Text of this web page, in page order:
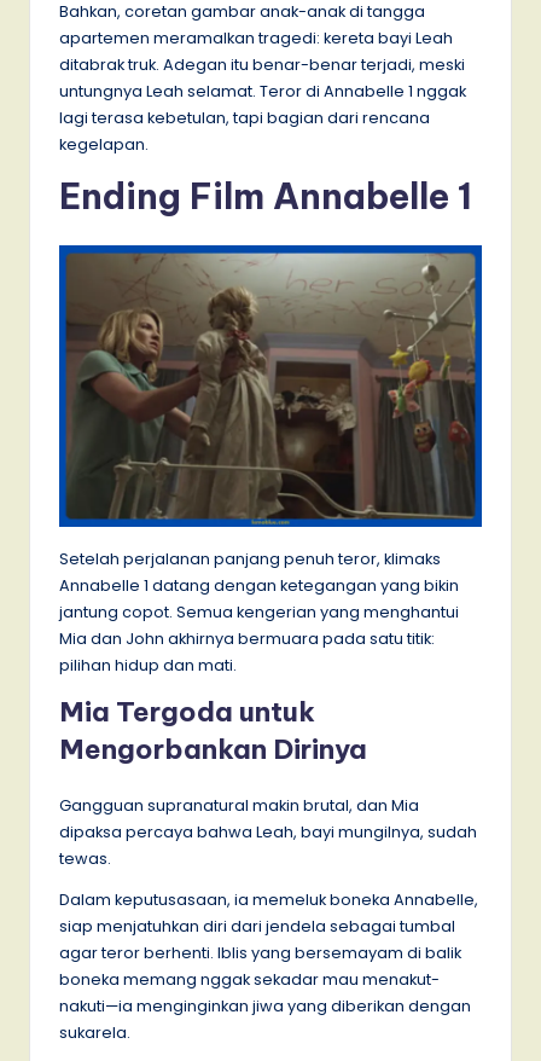
Bahkan, coretan gambar anak-anak di tangga
apartemen meramalkan tragedi: kereta bayi Leah
ditabrak truk. Adegan itu benar-benar terjadi, meski
untungnya Leah selamat. Teror di Annabelle 1 nggak
lagi terasa kebetulan, tapi bagian dari rencana
kegelapan.
Ending Film Annabelle 1
Setelah perjalanan panjang penuh teror, klimaks
Annabelle 1 datang dengan ketegangan yang bikin
jantung copot. Semua kengerian yang menghantui
Mia dan John akhirnya bermuara pada satu titik:
pilihan hidup dan mati.
Mia Tergoda untuk
Mengorbankan Dirinya
Gangguan supranatural makin brutal, dan Mia
dipaksa percaya bahwa Leah, bayi mungilnya, sudah
tewas.
Dalam keputusasaan, ia memeluk boneka Annabelle,
siap menjatuhkan diri dari jendela sebagai tumbal
agar teror berhenti. Iblis yang bersemayam di balik
boneka memang nggak sekadar mau menakut-
nakuti—ia menginginkan jiwa yang diberikan dengan
sukarela.